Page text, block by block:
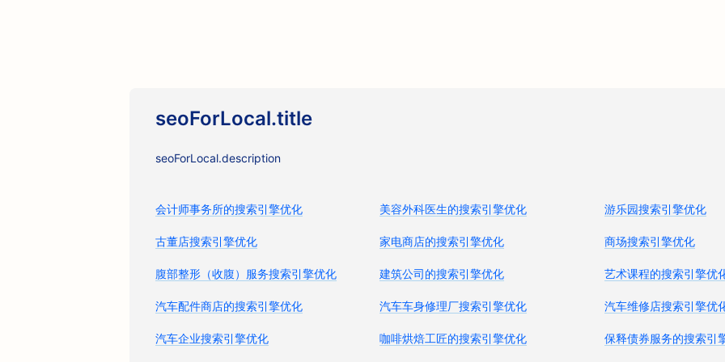
seoForLocal.title
seoForLocal.description
会计师事务所的搜索引擎优化 美容外科医生的搜索引擎优化 游乐园搜索引擎优化
古董店搜索引擎优化 家电商店的搜索引擎优化 商场搜索引擎优化
腹部整形（收腹）服务搜索引擎优化 建筑公司的搜索引擎优化 艺术课程的搜索引擎优
汽车配件商店的搜索引擎优化 汽车车身修理厂搜索引擎优化 汽车维修店搜索引擎优
汽车企业搜索引擎优化 咖啡烘焙工匠的搜索引擎优化 保释债券服务的搜索引